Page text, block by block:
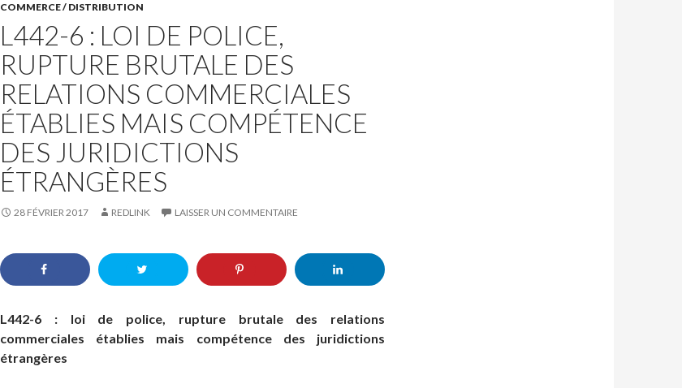
COMMERCE / DISTRIBUTION
L442-6 : LOI DE POLICE,
RUPTURE BRUTALE DES
RELATIONS COMMERCIALES
ÉTABLIES MAIS COMPÉTENCE
DES JURIDICTIONS
ÉTRANGÈRES
28 FÉVRIER 2017 REDLINK LAISSER UN COMMENTAIRE
L442-6 : loi de police, rupture brutale des relations
commerciales établies mais compétence des juridictions
étrangères